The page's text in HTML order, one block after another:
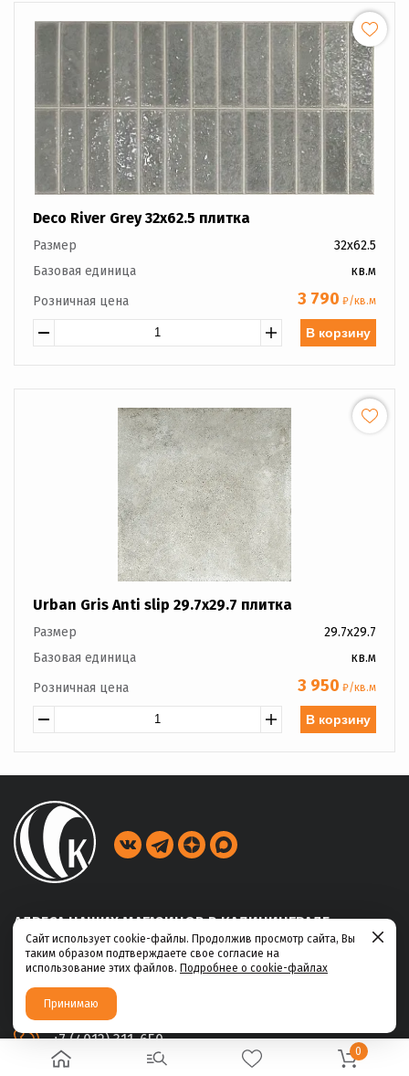
Deco River Grey 32x62.5 плитка
Размер
32x62.5
Базовая единица
кв.м
Розничная цена
3 790 ₽/кв.м
В корзину
Urban Gris Anti slip 29.7x29.7 плитка
Размер
29.7x29.7
Базовая единица
кв.м
Розничная цена
3 950 ₽/кв.м
В корзину
АДРЕСА НАШИХ МАГАЗИНОВ В КАЛИНИНГРАДЕ
ул. Габайдулина, 39
+7 (4012) 311-456
ул. Ю.Маточкина, 2а
+7 (4012) 311-650
0
Сайт использует cookie-файлы. Продолжив просмотр сайта, Вы
таким образом подтверждаете свое согласие на
использование этих файлов. Подробнее о cookie-файлах
Принимаю